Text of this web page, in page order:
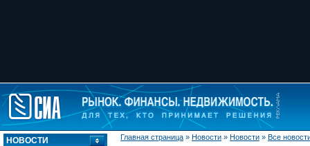
Главная страница » Новости » Новости » Все
НОВОСТИ